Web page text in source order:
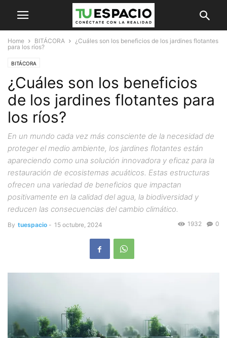
Home BITÁCORA
¿Cuáles son los beneficios de los jardines flotantes
para los ríos?
BITÁCORA
¿Cuáles son los beneficios
de los jardines flotantes para
los ríos?
En un mundo cada vez más consciente de la necesidad de
proteger el medio ambiente, los jardines flotantes están
apareciendo como una solución innovadora y eficaz para la
restauración de ecosistemas acuáticos. Estas estructuras
ofrecen una variedad de beneficios que impactan
positivamente en la calidad del agua, la biodiversidad y
reducen las consecuencias del cambio climático.
By tuespacio - 15 octubre, 2024 0
1932